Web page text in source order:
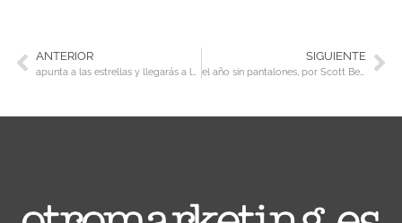
ANTERIOR SIGUIENTE
el año sin pantalones, por Scott Berkun